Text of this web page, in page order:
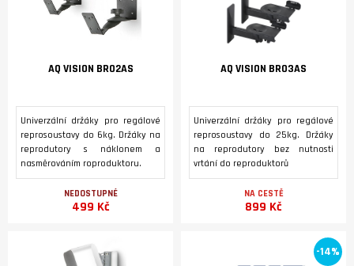
AQ VISION BR02AS
Univerzální držáky pro regálové
reprosoustavy do 6kg. Držáky na
reprodutory s náklonem a
nasměrováním roproduktoru.
NEDOSTUPNÉ
499 Kč
AQ VISION BR03AS
Univerzální držáky pro regálové
reprosoustavy do 25kg. Držáky
na reprodutory bez nutnosti
vrtání do reproduktorů
NA CESTĚ
899 Kč
-14%